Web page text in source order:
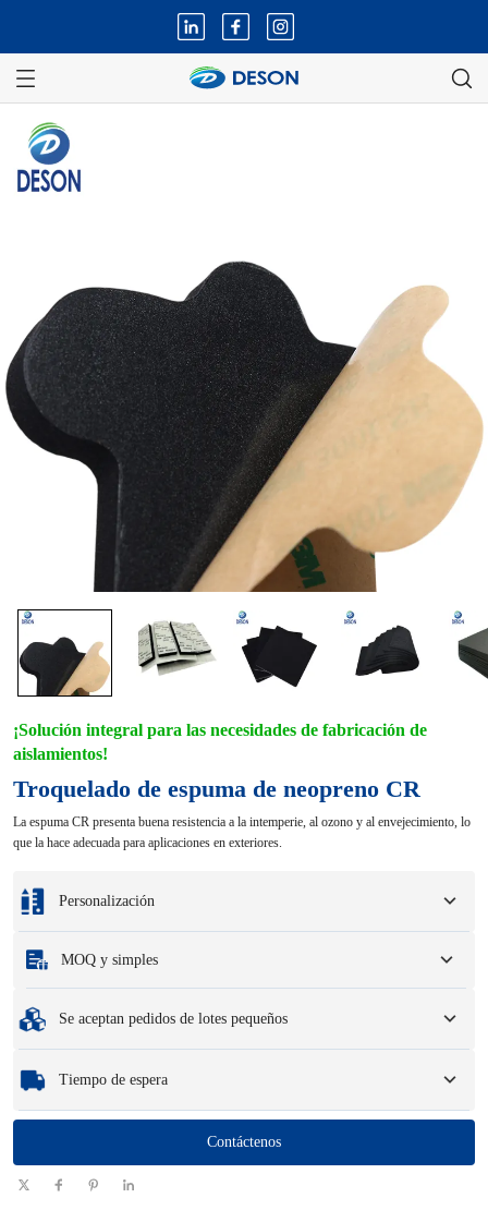
¡Solución integral para las necesidades de fabricación de
aislamientos!
Troquelado de espuma de neopreno CR
La espuma CR presenta buena resistencia a la intemperie, al ozono y al envejecimiento, lo
que la hace adecuada para aplicaciones en exteriores.
Personalización
Las opciones de personalización completas incluyen colores, tamaños, formas,
MOQ y simples
Muestras: Las muestras personalizadas disponibles pueden generar una
Se aceptan pedidos de lotes pequeños
los productos que necesita de manera rápida y eficiente.
Tiempo de espera
101 - 1000
Contáctenos